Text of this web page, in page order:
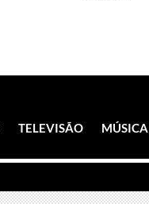
TELEVISÃO MÚSICA